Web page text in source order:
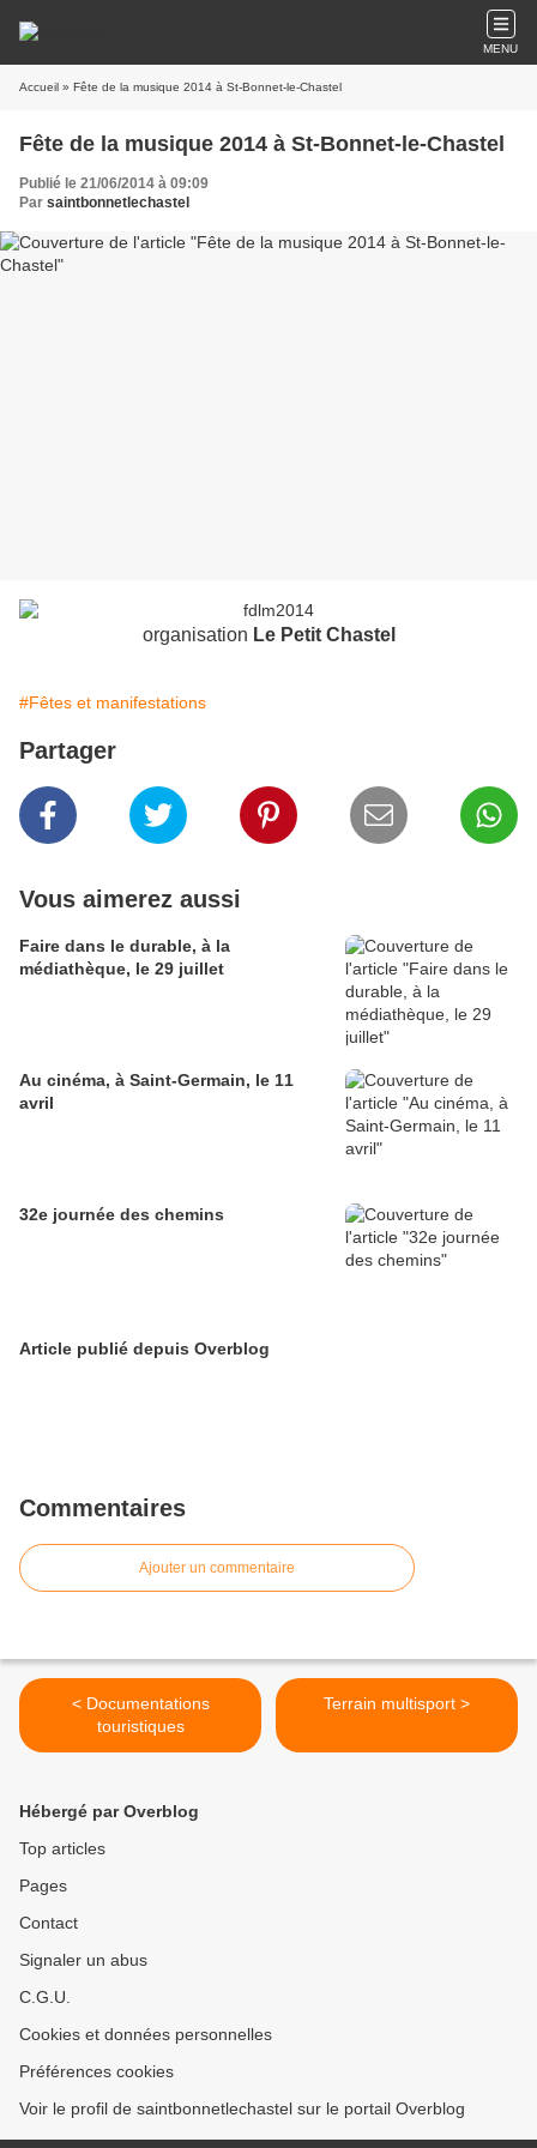
MENU
Accueil » Fête de la musique 2014 à St-Bonnet-le-Chastel
Fête de la musique 2014 à St-Bonnet-le-Chastel
Publié le 21/06/2014 à 09:09
Par saintbonnetlechastel
organisation Le Petit Chastel
#Fêtes et manifestations
Partager
Vous aimerez aussi
Faire dans le durable, à la
médiathèque, le 29 juillet
Au cinéma, à Saint-Germain, le 11
avril
32e journée des chemins
Article publié depuis Overblog
Commentaires
Ajouter un commentaire
< Documentations
touristiques
Terrain multisport >
Hébergé par Overblog
Top articles
Pages
Contact
Signaler un abus
C.G.U.
Cookies et données personnelles
Préférences cookies
Voir le profil de saintbonnetlechastel sur le portail Overblog